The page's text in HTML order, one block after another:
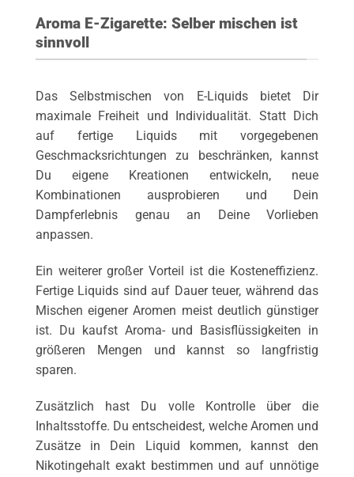
Aroma E-Zigarette: Selber mischen ist
sinnvoll
Das Selbstmischen von E-Liquids bietet Dir
maximale Freiheit und Individualität. Statt Dich
auf fertige Liquids mit vorgegebenen
Geschmacksrichtungen zu beschränken, kannst
Du eigene Kreationen entwickeln, neue
Kombinationen ausprobieren und Dein
Dampferlebnis genau an Deine Vorlieben
anpassen.
Ein weiterer großer Vorteil ist die Kosteneffizienz.
Fertige Liquids sind auf Dauer teuer, während das
Mischen eigener Aromen meist deutlich günstiger
ist. Du kaufst Aroma- und Basisflüssigkeiten in
größeren Mengen und kannst so langfristig
sparen.
Zusätzlich hast Du volle Kontrolle über die
Inhaltsstoffe. Du entscheidest, welche Aromen und
Zusätze in Dein Liquid kommen, kannst den
Nikotingehalt exakt bestimmen und auf unnötige